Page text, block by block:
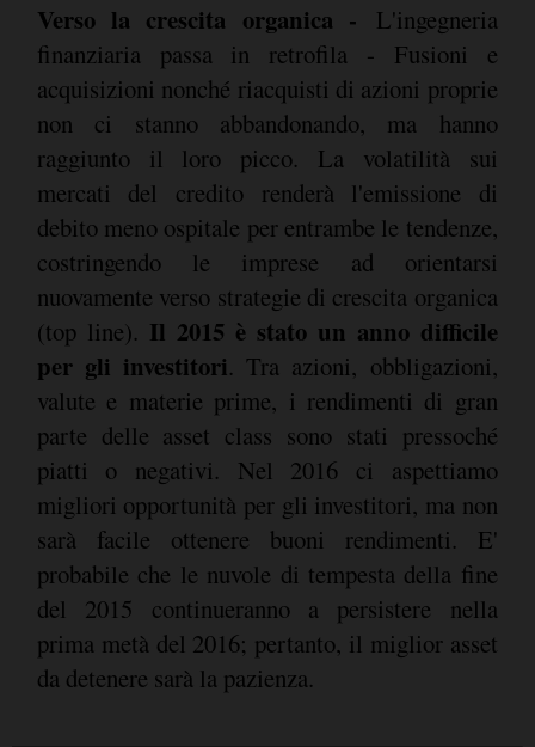
Verso la crescita organica - L'ingegneria
finanziaria passa in retrofila - Fusioni e
acquisizioni nonché riacquisti di azioni proprie
non ci stanno abbandonando, ma hanno
raggiunto il loro picco. La volatilità sui
mercati del credito renderà l'emissione di
debito meno ospitale per entrambe le tendenze,
costringendo le imprese ad orientarsi
nuovamente verso strategie di crescita organica
(top line). Il 2015 è stato un anno difficile
per gli investitori. Tra azioni, obbligazioni,
valute e materie prime, i rendimenti di gran
parte delle asset class sono stati pressoché
piatti o negativi. Nel 2016 ci aspettiamo
migliori opportunità per gli investitori, ma non
sarà facile ottenere buoni rendimenti. E'
probabile che le nuvole di tempesta della fine
del 2015 continueranno a persistere nella
prima metà del 2016; pertanto, il miglior asset
da detenere sarà la pazienza.